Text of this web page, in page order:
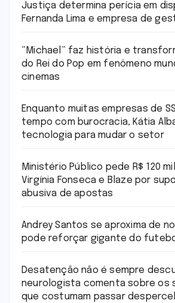
Justiça determina perícia em
Fernanda Lima e empresa de
“Michael” faz história e
do Rei do Pop em fenômeno
cinemas
Enquanto muitas empresas de
tempo com burocracia, Kátia
tecnologia para mudar o setor
Ministério Público pede R$ 120
Virgínia Fonseca e Blaze por
abusiva de apostas
Andrey Santos se aproxima de
pode reforçar gigante do
Desatenção não é sempre
neurologista comenta sobre os
que costumam passar